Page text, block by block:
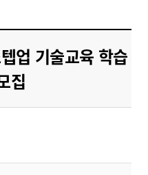
업 기술교육 학습
집